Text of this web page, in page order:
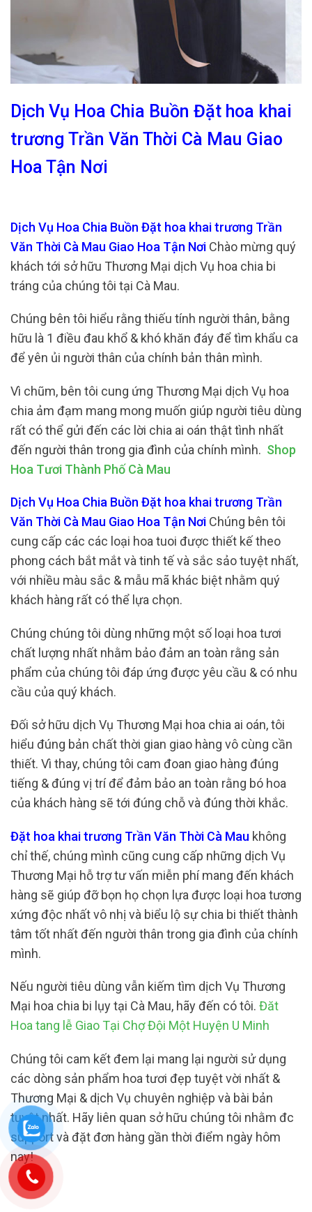
Dịch Vụ Hoa Chia Buồn Đặt hoa khai
trương Trần Văn Thời Cà Mau Giao
Hoa Tận Nơi
Dịch Vụ Hoa Chia Buồn Đặt hoa khai trương Trần
Văn Thời Cà Mau Giao Hoa Tận Nơi Chào mừng quý
khách tới sở hữu Thương Mại dịch Vụ hoa chia bi
tráng của chúng tôi tại Cà Mau.
Chúng bên tôi hiểu rằng thiếu tính người thân, bằng
hữu là 1 điều đau khổ & khó khăn đáy để tìm khẩu ca
để yên ủi người thân của chính bản thân mình.
Vì chũm, bên tôi cung ứng Thương Mại dịch Vụ hoa
chia ảm đạm mang mong muốn giúp người tiêu dùng
rất có thể gửi đến các lời chia ai oán thật tình nhất
đến người thân trong gia đình của chính mình. Shop
Hoa Tươi Thành Phố Cà Mau
Dịch Vụ Hoa Chia Buồn Đặt hoa khai trương Trần
Văn Thời Cà Mau Giao Hoa Tận Nơi Chúng bên tôi
cung cấp các các loại hoa tuoi được thiết kế theo
phong cách bắt mắt và tinh tế và sắc sảo tuyệt nhất,
với nhiều màu sắc & mẫu mã khác biệt nhằm quý
khách hàng rất có thể lựa chọn.
Chúng chúng tôi dùng những một số loại hoa tươi
chất lượng nhất nhằm bảo đảm an toàn rằng sản
phẩm của chúng tôi đáp ứng được yêu cầu & có nhu
cầu của quý khách.
Đối sở hữu dịch Vụ Thương Mại hoa chia ai oán, tôi
hiểu đúng bản chất thời gian giao hàng vô cùng cần
thiết. Vì thay, chúng tôi cam đoan giao hàng đúng
tiếng & đúng vị trí để đảm bảo an toàn rằng bó hoa
của khách hàng sẽ tới đúng chỗ và đúng thời khắc.
Đặt hoa khai trương Trần Văn Thời Cà Mau không
chỉ thế, chúng mình cũng cung cấp những dịch Vụ
Thương Mại hỗ trợ tư vấn miễn phí mang đến khách
hàng sẽ giúp đỡ bọn họ chọn lựa được loại hoa tương
xứng độc nhất vô nhị và biểu lộ sự chia bi thiết thành
tâm tốt nhất đến người thân trong gia đình của chính
mình.
Nếu người tiêu dùng vẫn kiếm tìm dịch Vụ Thương
Mại hoa chia bi lụy tại Cà Mau, hãy đến có tôi. Đăt
Hoa tang lễ Giao Tại Chợ Đội Một Huyện U Minh
Chúng tôi cam kết đem lại mang lại người sử dụng
các dòng sản phẩm hoa tươi đẹp tuyệt vời nhất &
Thương Mại & dịch Vụ chuyên nghiệp và bài bản
tuyệt nhất. Hãy liên quan sở hữu chúng tôi nhằm đc
support và đặt đơn hàng gần thời điểm ngày hôm
nay!